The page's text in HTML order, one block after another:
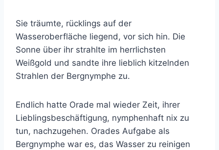
Sie träumte, rücklings auf der
Wasseroberfläche liegend, vor sich hin. Die
Sonne über ihr strahlte im herrlichsten
Weißgold und sandte ihre lieblich kitzelnden
Strahlen der Bergnymphe zu.
Endlich hatte Orade mal wieder Zeit, ihrer
Lieblingsbeschäftigung, nymphenhaft nix zu
tun, nachzugehen. Orades Aufgabe als
Bergnymphe war es, das Wasser zu reinigen